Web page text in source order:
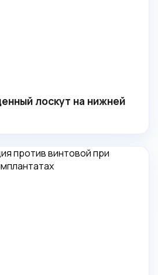
лоскут на нижней